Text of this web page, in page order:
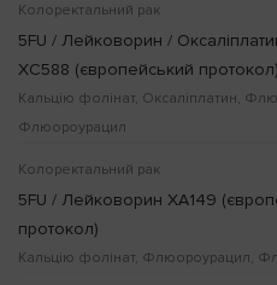
Колоректальний рак
5FU / Лейковорин /
XC588 (європейський протокол)
Кальцію фолінат, Оксаліплатин,
Флюороурацил
Колоректальний рак
5FU / Лейковорин XA149
протокол)
Кальцію фолінат, Флюороурацил,